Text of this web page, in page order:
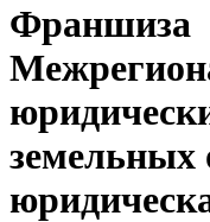
Франшиза
земельных